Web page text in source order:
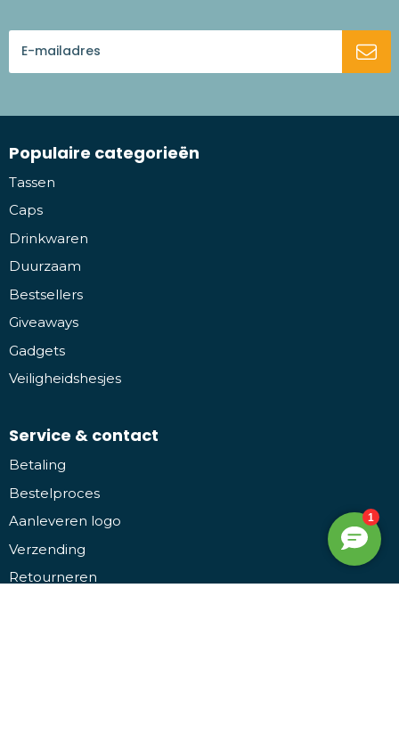
Populaire categorieën
Tassen
Caps
Drinkwaren
Duurzaam
Bestsellers
Giveaways
Gadgets
Veiligheidshesjes
Service & contact
Betaling
Bestelproces
Aanleveren logo
Verzending
Retourneren